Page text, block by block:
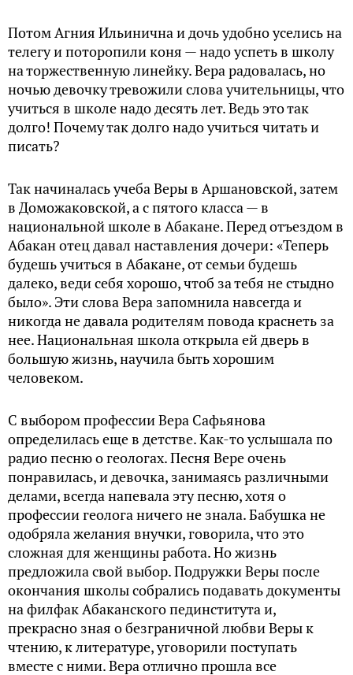
Потом Агния Ильинична и дочь удобно уселись на
телегу и поторопили коня — надо успеть в школу
на торжественную линейку. Вера радовалась, но
ночью девочку тревожили слова учительницы, что
учиться в школе надо десять лет. Ведь это так
долго! Почему так долго надо учиться читать и
писать?
Так начиналась учеба Веры в Аршановской, затем
в Доможаковской, а с пятого класса — в
национальной школе в Абакане. Перед отъездом в
Абакан отец давал наставления дочери: «Теперь
будешь учиться в Абакане, от семьи будешь
далеко, веди себя хорошо, чтоб за тебя не стыдно
было». Эти слова Вера запомнила навсегда и
никогда не давала родителям повода краснеть за
нее. Национальная школа открыла ей дверь в
большую жизнь, научила быть хорошим
человеком.
С выбором профессии Вера Сафьянова
определилась еще в детстве. Как-то услышала по
радио песню о геологах. Песня Вере очень
понравилась, и девочка, занимаясь различными
делами, всегда напевала эту песню, хотя о
профессии геолога ничего не знала. Бабушка не
одобряла желания внучки, говорила, что это
сложная для женщины работа. Но жизнь
предложила свой выбор. Подружки Веры после
окончания школы собрались подавать документы
на филфак Абаканского пединститута и,
прекрасно зная о безграничной любви Веры к
чтению, к литературе, уговорили поступать
вместе с ними. Вера отлично прошла все